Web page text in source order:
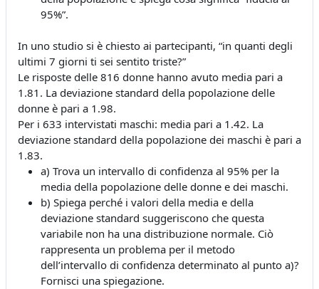
95%”.
In uno studio si è chiesto ai partecipanti, “in quanti degli
ultimi 7 giorni ti sei sentito triste?”
Le risposte delle 816 donne hanno avuto media pari a
1.81. La deviazione standard della popolazione delle
donne è pari a 1.98.
Per i 633 intervistati maschi: media pari a 1.42. La
deviazione standard della popolazione dei maschi è pari a
1.83.
a) Trova un intervallo di confidenza al 95% per la
media della popolazione delle donne e dei maschi.
b) Spiega perché i valori della media e della
deviazione standard suggeriscono che questa
variabile non ha una distribuzione normale. Ciò
rappresenta un problema per il metodo
dell’intervallo di confidenza determinato al punto a)?
Fornisci una spiegazione.